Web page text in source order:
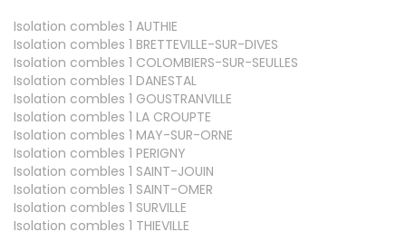
Isolation combles 1 AUTHIE
Isolation combles 1 BRETTEVILLE-SUR-DIVES
Isolation combles 1 COLOMBIERS-SUR-SEULLES
Isolation combles 1 DANESTAL
Isolation combles 1 GOUSTRANVILLE
Isolation combles 1 LA CROUPTE
Isolation combles 1 MAY-SUR-ORNE
Isolation combles 1 PERIGNY
Isolation combles 1 SAINT-JOUIN
Isolation combles 1 SAINT-OMER
Isolation combles 1 SURVILLE
Isolation combles 1 THIEVILLE